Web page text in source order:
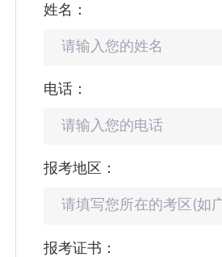
姓名：
电话：
报考地区：
报考证书：